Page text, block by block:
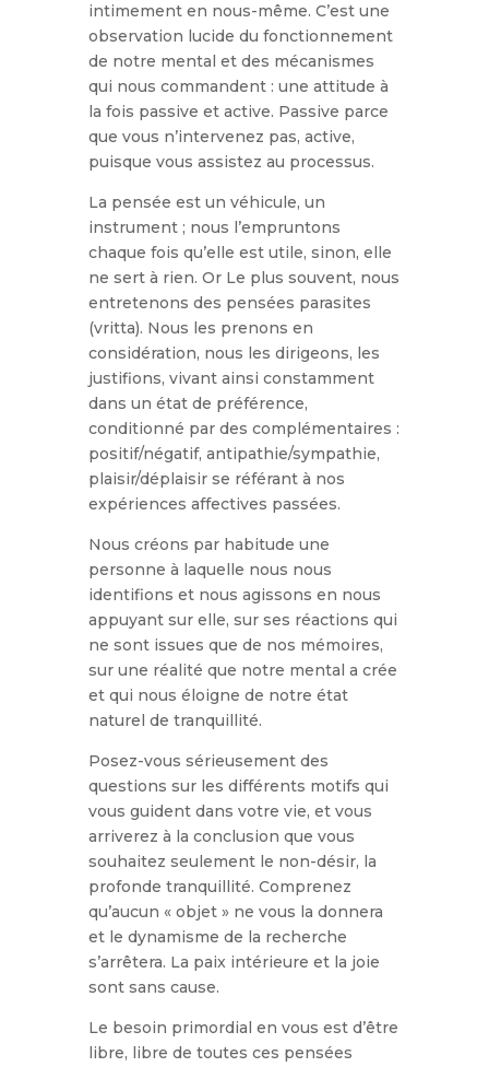
intimement en nous-même. C’est une
observation lucide du fonctionnement
de notre mental et des mécanismes
qui nous commandent : une attitude à
la fois passive et active. Passive parce
que vous n’intervenez pas, active,
puisque vous assistez au processus.
La pensée est un véhicule, un
instrument ; nous l’empruntons
chaque fois qu’elle est utile, sinon, elle
ne sert à rien. Or Le plus souvent, nous
entretenons des pensées parasites
(vritta). Nous les prenons en
considération, nous les dirigeons, les
justifions, vivant ainsi constamment
dans un état de préférence,
conditionné par des complémentaires :
positif/négatif, antipathie/sympathie,
plaisir/déplaisir se référant à nos
expériences affectives passées.
Nous créons par habitude une
personne à laquelle nous nous
identifions et nous agissons en nous
appuyant sur elle, sur ses réactions qui
ne sont issues que de nos mémoires,
sur une réalité que notre mental a crée
et qui nous éloigne de notre état
naturel de tranquillité.
Posez-vous sérieusement des
questions sur les différents motifs qui
vous guident dans votre vie, et vous
arriverez à la conclusion que vous
souhaitez seulement le non-désir, la
profonde tranquillité. Comprenez
qu’aucun « objet » ne vous la donnera
et le dynamisme de la recherche
s’arrêtera. La paix intérieure et la joie
sont sans cause.
Le besoin primordial en vous est d’être
libre, libre de toutes ces pensées